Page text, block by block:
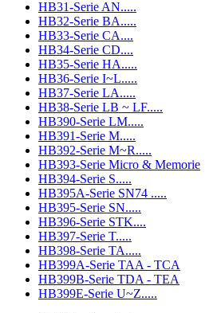
HB31-Serie AN.....
HB32-Serie BA.....
HB33-Serie CA....
HB34-Serie CD....
HB35-Serie HA.....
HB36-Serie I~L.....
HB37-Serie LA.....
HB38-Serie LB ~ LF.....
HB390-Serie LM.....
HB391-Serie M.....
HB392-Serie M~R.....
HB393-Serie Micro & Memorie
HB394-Serie S.....
HB395A-Serie SN74 .....
HB395-Serie SN.....
HB396-Serie STK....
HB397-Serie T.....
HB398-Serie TA.....
HB399A-Serie TAA - TCA
HB399B-Serie TDA - TEA
HB399E-Serie U~Z.....